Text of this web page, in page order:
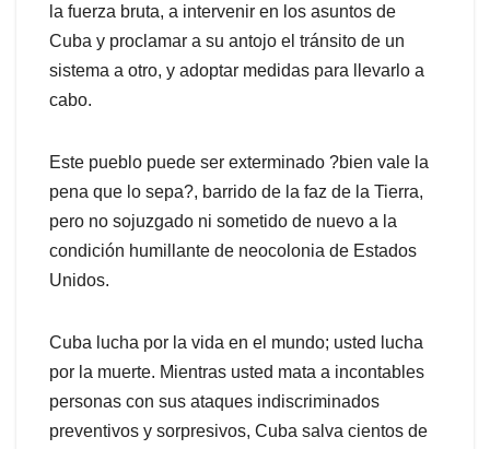
la fuerza bruta, a intervenir en los asuntos de
Cuba y proclamar a su antojo el tránsito de un
sistema a otro, y adoptar medidas para llevarlo a
cabo.
Este pueblo puede ser exterminado ?bien vale la
pena que lo sepa?, barrido de la faz de la Tierra,
pero no sojuzgado ni sometido de nuevo a la
condición humillante de neocolonia de Estados
Unidos.
Cuba lucha por la vida en el mundo; usted lucha
por la muerte. Mientras usted mata a incontables
personas con sus ataques indiscriminados
preventivos y sorpresivos, Cuba salva cientos de